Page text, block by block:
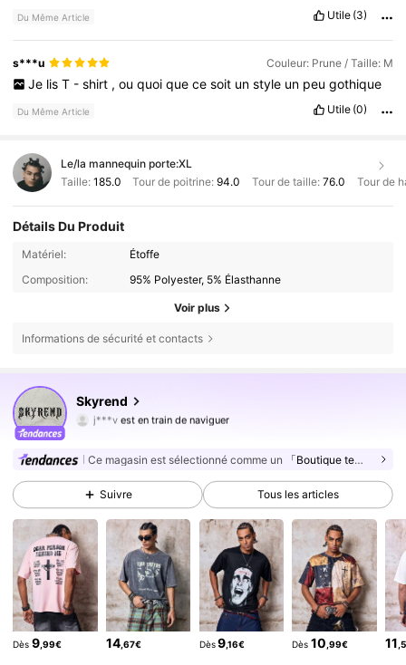
Du Même Article Utile (3)
s***u Couleur: Prune / Taille: M
Je lis T - shirt , ou quoi que ce soit un style un peu gothique
Du Même Article Utile (0)
Le/la mannequin porte:XL
Taille: 185.0 Tour de poitrine:94.0 Tour de taille: 76.0 Tour de
Détails Du Produit
Matériel:
Étoffe
Composition:
95% Polyester, 5% Élasthanne
Voir plus
Informations de sécurité et contacts
Skyrend
4,54
782 Suiveurs
j***vest en train de naviguer
4,54 782 Suiveurs
4,54 782 Suiveurs
4,54 782 Suiveurs
4,54 782 Suiveurs
4,54 782 Suiveurs
Ce magasin est sélectionné comme un 「Boutique tendance」
Suivre Tous les articles
Dès 9,99€ 14 ,67€ Dès9,16€ Dès 10 ,99€ 11